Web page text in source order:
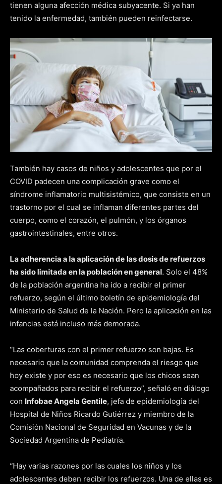
tienen alguna afección médica subyacente. Si ya han
tenido la enfermedad, también pueden reinfectarse.
También hay casos de niños y adolescentes que por el
COVID padecen una complicación grave como el
síndrome inflamatorio multisistémico, que consiste en un
trastorno por el cual se inflaman diferentes partes del
cuerpo, como el corazón, el pulmón, y los órganos
gastrointestinales, entre otros.
La adherencia a la aplicación de las dosis de refuerzos
ha sido limitada en la población en general. Solo el 48%
de la población argentina ha ido a recibir el primer
refuerzo, según el último boletín de epidemiología del
Ministerio de Salud de la Nación. Pero la aplicación en las
infancias está incluso más demorada.
“Las coberturas con el primer refuerzo son bajas. Es
necesario que la comunidad comprenda el riesgo que
hoy existe y por eso es necesario que los chicos sean
acompañados para recibir el refuerzo”, señaló en diálogo
con Infobae Angela Gentile, jefa de epidemiología del
Hospital de Niños Ricardo Gutiérrez y miembro de la
Comisión Nacional de Seguridad en Vacunas y de la
Sociedad Argentina de Pediatría.
“Hay varias razones por las cuales los niños y los
adolescentes deben recibir los refuerzos. Una de ellas es